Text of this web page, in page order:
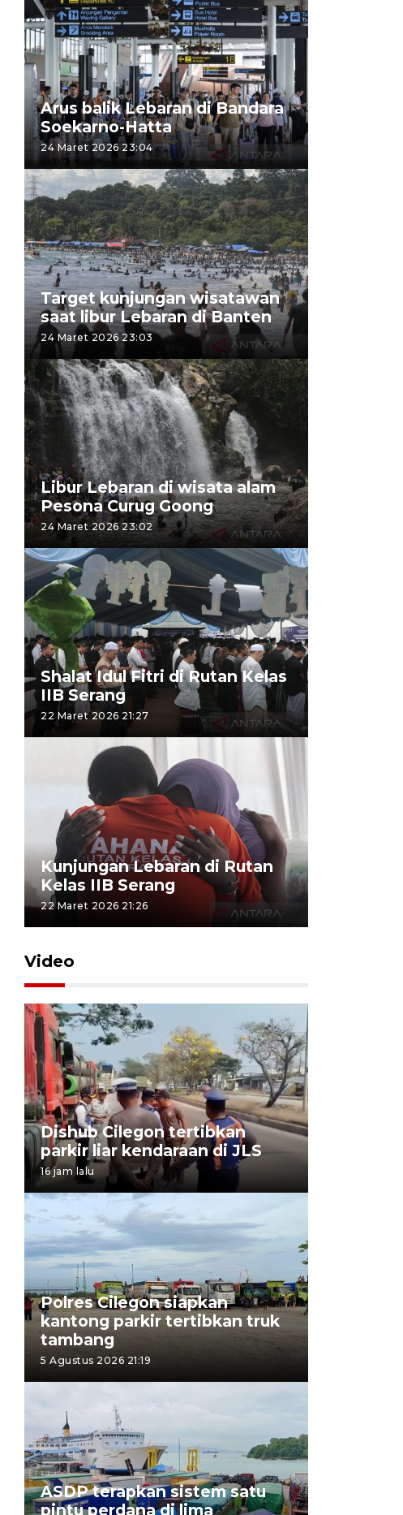
Arus balik Lebaran di Bandara
Soekarno-Hatta
24 Maret 2026 23:04
Target kunjungan wisatawan
saat libur Lebaran di Banten
24 Maret 2026 23:03
Libur Lebaran di wisata alam
Pesona Curug Goong
24 Maret 2026 23:02
Shalat Idul Fitri di Rutan Kelas
IIB Serang
22 Maret 2026 21:27
Kunjungan Lebaran di Rutan
Kelas IIB Serang
22 Maret 2026 21:26
Video
Dishub Cilegon tertibkan
parkir liar kendaraan di JLS
16 jam lalu
Polres Cilegon siapkan
kantong parkir tertibkan truk
tambang
5 Agustus 2026 21:19
ASDP terapkan sistem satu
pintu perdana di lima